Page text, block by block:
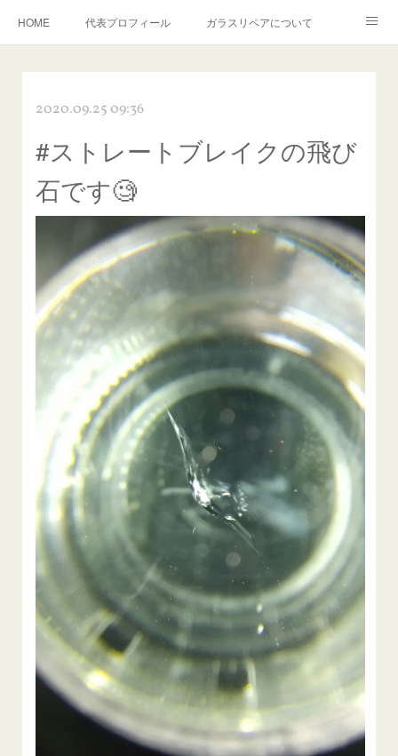
HOME 代表プロフィール ガラスリペアについて
飛び石施工料金について ガラスキズ取り/研磨・磨き・鱗取り
当店へのアクセス 建築ガラスキズ取り・研磨・磨き
【プロ使用】フッ素系ガラストリートメント『アクアペル』
欧州車モールの白サビやシミを落とす！
instagram記事 ガラスリペア施工価格
飛び石ひび割れでヒビ先が伸びた場合は？
2020.09.25 09:36
#ストレートブレイクの飛び
石です🧐